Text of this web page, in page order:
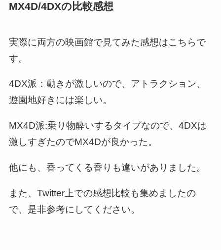
MX4D/4DXの比較感想
実際に両方の映画館で見てみた感想はこちらで
す。
4DX派：動きが激しいので、アトラクション、
遊園地好きには楽しい。
MX4D派:乗り物酔いするタイプなので、4DXは
激しすぎたのでMX4Dが良かった。
他にも、香ってくる香りも違いがありました。
また、Twitter上での感想比較も集めましたの
で、是非参考にしてください。